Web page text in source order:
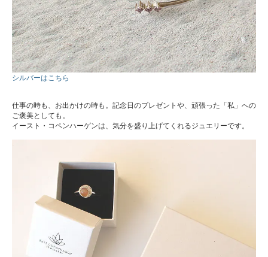
シルバーはこちら
仕事の時も、お出かけの時も。記念日のプレゼントや、頑張った「私」への
ご褒美としても。
イースト・コペンハーゲンは、気分を盛り上げてくれるジュエリーです。